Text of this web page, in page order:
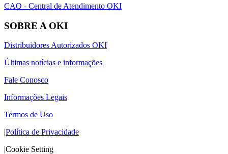
CAO - Central de Atendimento OKI
SOBRE A OKI
Distribuidores Autorizados OKI
Últimas notícias e informações
Fale Conosco
Informações Legais
Termos de Uso
|Política de Privacidade
|Cookie Setting